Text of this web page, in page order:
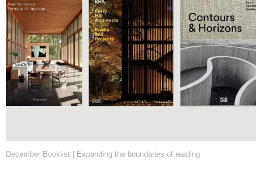
December Booklist | Expanding the boundaries of reading